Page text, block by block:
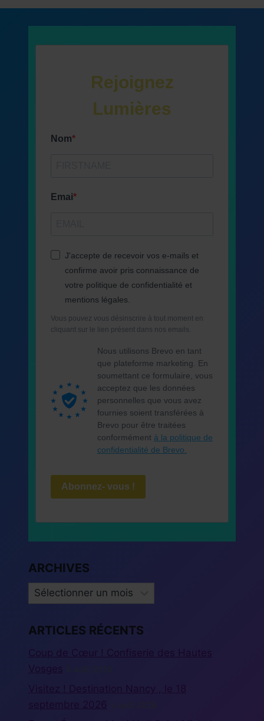
Rejoignez
Lumières
Nom
Emai
J'accepte de recevoir vos e-mails et
confirme avoir pris connaissance de
votre politique de confidentialité et
mentions légales.
Vous pouvez vous désinscrire à tout moment en
cliquant sur le lien présent dans nos emails.
Nous utilisons Brevo en tant
que plateforme marketing. En
soumettant ce formulaire, vous
acceptez que les données
personnelles que vous avez
fournies soient transférées à
Brevo pour être traitées
conformément à la politique de
confidentialité de Brevo.
Abonnez- vous !
ARCHIVES
ARCHIVES
ARTICLES RÉCENTS